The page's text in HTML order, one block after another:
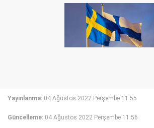
Yayınlanma: 04 Ağustos 2022 Perşembe 11:55
Güncelleme: 04 Ağustos 2022 Perşembe 11:56